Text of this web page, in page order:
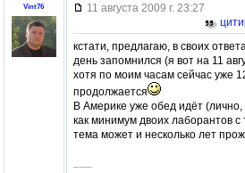
Vint76
11 августа 2009 г. 23:27
кстати, предлагаю, в своих
день запомнился (я вот на 11
хотя по моим часам сейчас уже
продолжается
В Америке уже обед идёт
как минимум двоих лаборантов
тема может и несколько лет
–––